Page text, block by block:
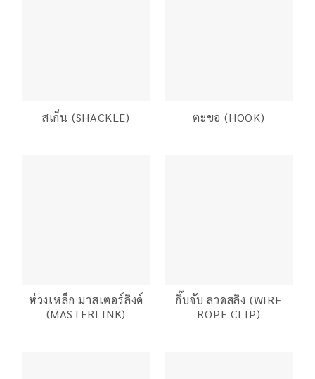
สเก็น (SHACKLE) ตะขอ (HOOK)
ห่วงเหล็ก มาสเตอร์ลิงค์
(MASTERLINK)
กิ๊บจับ ลวดสลิง (WIRE
ROPE CLIP)